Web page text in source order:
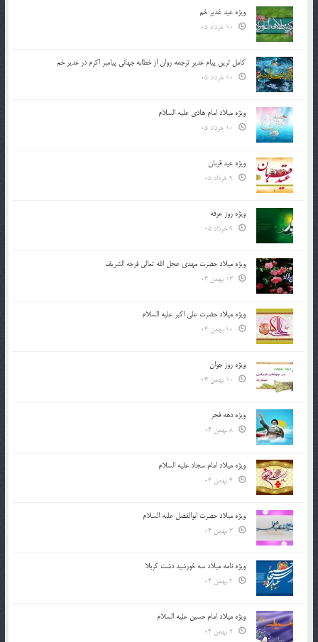
ویژه عید غدیر خم
کامل ترین پیام غدیر ترجمه روان از خطابه جهانی پیامبر اکرم در غدیر خم
ویژه میلاد امام هادی علیه السلام
ویژه عید قربان
ویژه روز عرفه
ویژه میلاد حضرت مهدی عجل الله تعالی فرجه الشريف
ویژه میلاد حضرت علی اکبر علیه السلام
ویژه روز جوان
ویژه دهه فجر
ویژه میلاد امام سجاد علیه السلام
ویژه میلاد حضرت ابوالفضل علیه السلام
ویژه نامه میلاد سه خورشید دشت کربلا
ویژه میلاد امام حسین علیه السلام